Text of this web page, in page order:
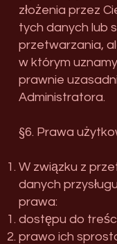
złożenia przez
tych danych lub
przetwarzania,
w którym
prawnie
Administratora.
§6. Prawa
W związku z
danych
prawa:
dostępu do
prawo ich